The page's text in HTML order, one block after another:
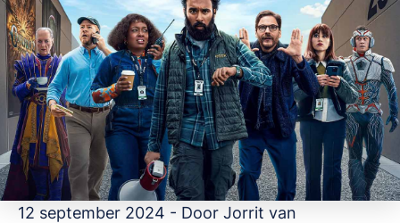
12 september 2024 - Door Jorrit van